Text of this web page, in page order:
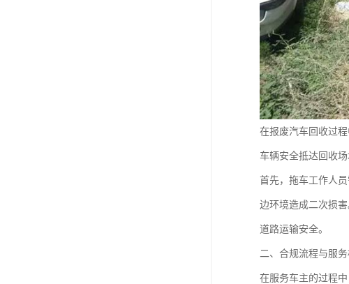
在报废汽车回收过
车辆安全抵达回收
首先，拖车工作人
边环境造成二次损
道路运输安全。
二、合规流程与服
在服务车主的过程